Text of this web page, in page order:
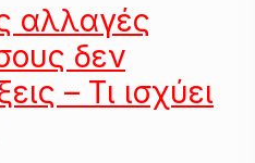
αλλαγές
δεν
– Τι ισχύει